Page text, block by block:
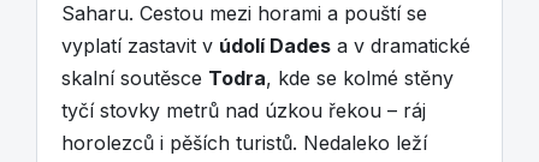
Saharu. Cestou mezi horami a pouští se
vyplatí zastavit v údolí Dades a v dramatické
skalní soutěsce Todra, kde se kolmé stěny
tyčí stovky metrů nad úzkou řekou – ráj
horolezců i pěších turistů. Nedaleko leží